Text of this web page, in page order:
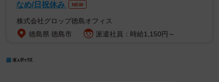
なめ/日祝休み
NEW
株式会社グロップ徳島オフィス
徳島県 徳島市
派遣社員：時給1,150円～